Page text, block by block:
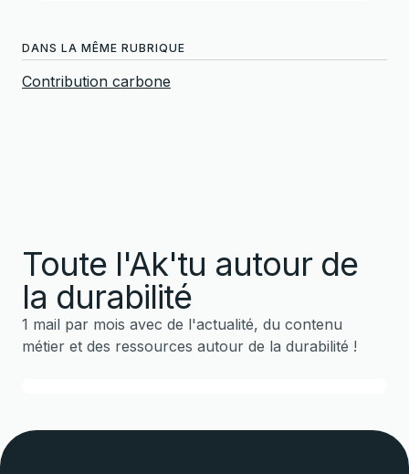
DANS LA MÊME RUBRIQUE
Contribution carbone
Toute l'Ak'tu autour de
la durabilité
1 mail par mois avec de l'actualité, du contenu
métier et des ressources autour de la durabilité !